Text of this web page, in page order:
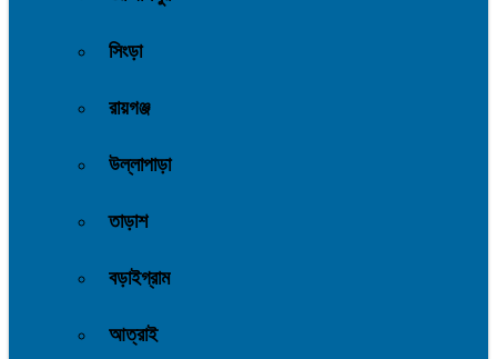
সিংড়া
রায়গঞ্জ
উল্লাপাড়া
তাড়াশ
বড়াইগ্রাম
আত্রাই